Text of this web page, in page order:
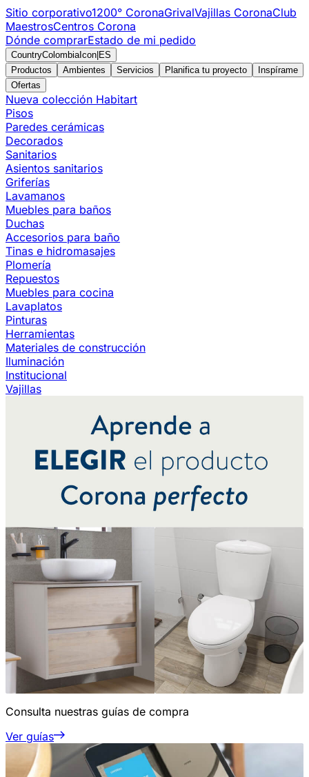
Sitio corporativo1200° CoronaGrivalVajillas CoronaClub
MaestrosCentros Corona
Dónde comprarEstado de mi pedido
CountryColombiaIcon ES
Productos
Ambientes Servicios Planifica tu proyecto
Inspírame
Ofertas
Nueva colección Habitart
Pisos
Paredes cerámicas
Decorados
Sanitarios
Asientos sanitarios
Griferías
Lavamanos
Muebles para baños
Duchas
Accesorios para baño
Tinas e hidromasajes
Plomería
Repuestos
Muebles para cocina
Lavaplatos
Pinturas
Herramientas
Materiales de construcción
Iluminación
Institucional
Vajillas
Consulta nuestras guías de compra
Ver guías